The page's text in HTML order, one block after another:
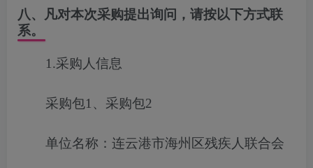
八、凡对本次采购提出询问，请按以下方式联
系。
1.采购人信息
采购包1、采购包2
单位名称：连云港市海州区残疾人联合会